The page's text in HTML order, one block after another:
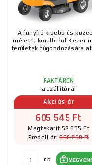
A fűnyíró kisebb és
méretű, körülbelül 3 ezer
területek fűgondozására
RAKTÁRON
a szállítónál
Akciós ár
605 545 Ft
Megtakarít 52 655 Ft
Eredeti ár:658 200 Ft
db